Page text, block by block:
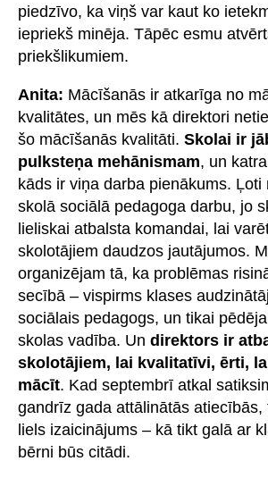
piedzīvo, ka viņš var kaut ko
iepriekš minēja. Tāpēc esmu
priekšlikumiem.
Anita: Mācīšanās ir atkarīga no
kvalitātes, un mēs kā direktori
šo mācīšanās kvalitāti. Skolai ir
pulksteņa mehānismam, un
kāds ir viņa darba pienākums. Ļoti
skolā sociālā pedagoga darbu, jo
lieliskai atbalsta komandai, lai
skolotājiem daudzos jautājumos.
organizējam tā, ka problēmas
secībā – vispirms klases
sociālais pedagogs, un tikai
skolas vadība. Un direktors ir
skolotājiem, lai kvalitatīvi, ērti,
mācīt. Kad septembrī atkal
gandrīz gada attālinātās
liels izaicinājums – kā tikt galā ar
bērni būs citādi.